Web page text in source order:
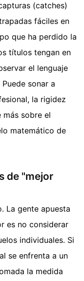
(catches)
fáciles en
que ha perdido la
títulos tengan en
el lenguaje
sonar a
la rigidez
sobre el
matemático de
de "mejor
La gente apuesta
es no considerar
individuales. Si
se enfrenta a un
la medida